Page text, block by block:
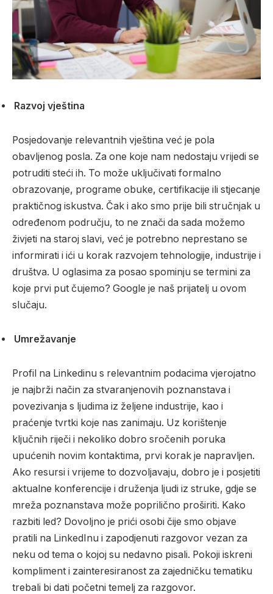
Razvoj vještina
Posjedovanje relevantnih vještina već je pola
obavljenog posla. Za one koje nam nedostaju vrijedi se
potruditi steći ih. To može uključivati formalno
obrazovanje, programe obuke, certifikacije ili stjecanje
praktičnog iskustva. Čak i ako smo prije bili stručnjak u
određenom području, to ne znači da sada možemo
živjeti na staroj slavi, već je potrebno neprestano se
informirati i ići u korak razvojem tehnologije, industrije i
društva. U oglasima za posao spominju se termini za
koje prvi put čujemo? Google je naš prijatelj u ovom
slučaju.
Umrežavanje
Profil na Linkedinu s relevantnim podacima vjerojatno
je najbrži način za stvaranjenovih poznanstava i
povezivanja s ljudima iz željene industrije, kao i
praćenje tvrtki koje nas zanimaju. Uz korištenje
ključnih riječi i nekoliko dobro sročenih poruka
upućenih novim kontaktima, prvi korak je napravljen.
Ako resursi i vrijeme to dozvoljavaju, dobro je i posjetiti
aktualne konferencije i druženja ljudi iz struke, gdje se
mreža poznanstava može poprilično proširiti. Kako
razbiti led? Dovoljno je prići osobi čije smo objave
pratili na LinkedInu i zapodjenuti razgovor vezan za
neku od tema o kojoj su nedavno pisali. Pokoji iskreni
kompliment i zainteresiranost za zajedničku tematiku
trebali bi dati početni temelj za razgovor.